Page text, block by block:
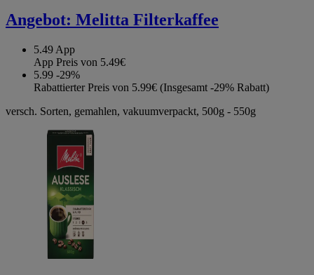
Angebot: Melitta Filterkaffee
5.49 App
App Preis von 5.49€
5.99 -29%
Rabattierter Preis von 5.99€ (Insgesamt -29% Rabatt)
versch. Sorten, gemahlen, vakuumverpackt, 500g - 550g